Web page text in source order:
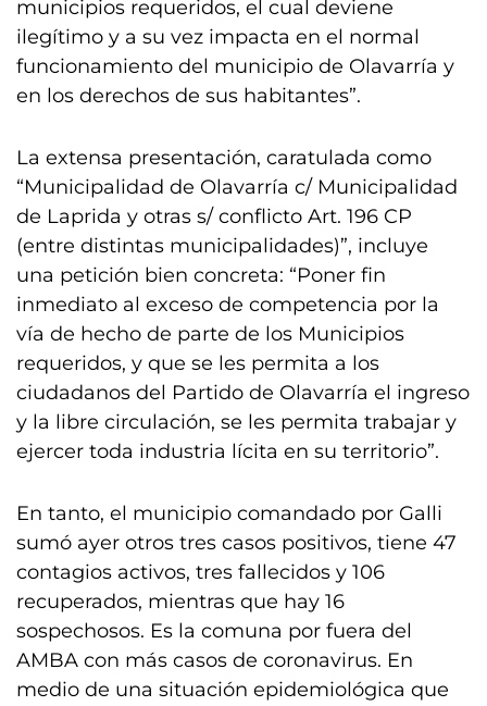
municipios requeridos, el cual deviene
ilegítimo y a su vez impacta en el normal
funcionamiento del municipio de Olavarría y
en los derechos de sus habitantes”.
La extensa presentación, caratulada como
“Municipalidad de Olavarría c/ Municipalidad
de Laprida y otras s/ conflicto Art. 196 CP
(entre distintas municipalidades)”, incluye
una petición bien concreta: “Poner fin
inmediato al exceso de competencia por la
vía de hecho de parte de los Municipios
requeridos, y que se les permita a los
ciudadanos del Partido de Olavarría el ingreso
y la libre circulación, se les permita trabajar y
ejercer toda industria lícita en su territorio”.
En tanto, el municipio comandado por Galli
sumó ayer otros tres casos positivos, tiene 47
contagios activos, tres fallecidos y 106
recuperados, mientras que hay 16
sospechosos. Es la comuna por fuera del
AMBA con más casos de coronavirus. En
medio de una situación epidemiológica que